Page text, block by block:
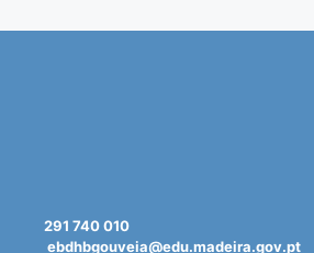
291 740 010
ebdhbgouveia@edu.madeira.gov.pt